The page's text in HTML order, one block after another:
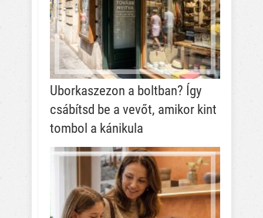
Uborkaszezon a boltban? Így
csábítsd be a vevőt, amikor kint
tombol a kánikula